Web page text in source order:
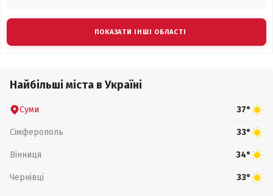
ПОКАЗАТИ ІНШІ ОБЛАСТІ
Найбільші міста в Україні
Суми 37°
Сімферополь 33°
Вінниця 34°
Чернівці 33°